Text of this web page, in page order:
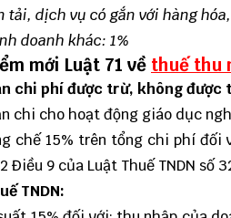
tải, dịch vụ có gắn với hàng
doanh khác: 1%
mới Luật 71 về thuế thu
chi phí được trừ, không được
chi cho hoạt động giáo dục
chế 15% trên tổng chi phí
Điều 9 của Luật Thuế TNDN số
TNDN: